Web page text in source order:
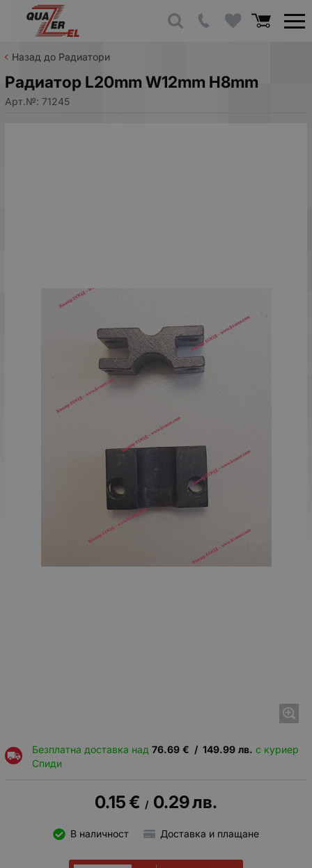
Назад до Радиатори
Радиатор L20mm W12mm H8mm
Арт.№: 71245
Безплатна доставка над 76.69 € / 149.99 лв. с куриер
Спиди
0.15€ / 0.29лв.
В наличност Доставка и плащане